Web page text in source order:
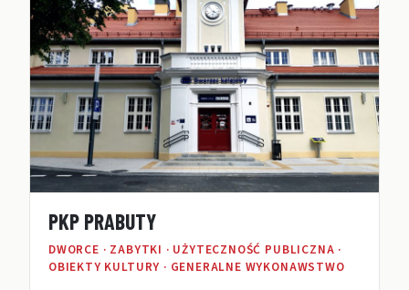
PKP PRABUTY
DWORCE · ZABYTKI · UŻYTECZNOŚĆ PUBLICZNA ·
OBIEKTY KULTURY · GENERALNE WYKONAWSTWO